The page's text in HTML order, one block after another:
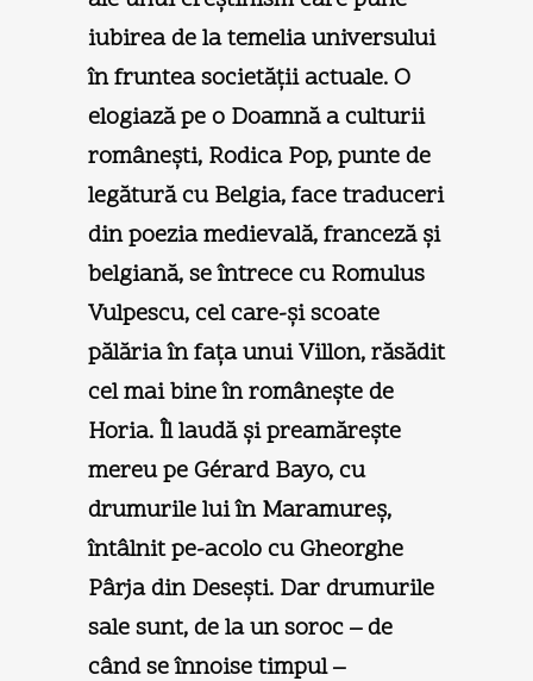
iubirea de la temelia universului
în fruntea societăţii actuale. O
elogiază pe o Doamnă a culturii
româneşti, Rodica Pop, punte de
legătură cu Belgia, face traduceri
din poezia medievală, franceză şi
belgiană, se întrece cu Romulus
Vulpescu, cel care-şi scoate
pălăria în faţa unui Villon, răsădit
cel mai bine în româneşte de
Horia. Îl laudă şi preamăreşte
mereu pe Gérard Bayo, cu
drumurile lui în Maramureş,
întâlnit pe-acolo cu Gheorghe
Pârja din Deseşti. Dar drumurile
sale sunt, de la un soroc – de
când se înnoise timpul –